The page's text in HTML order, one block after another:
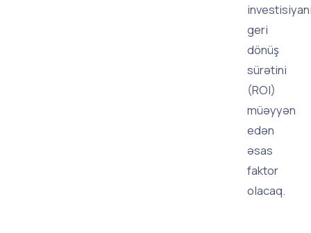
geri
dönüş
sürətini
(ROI)
müəyyən
edən
əsas
faktor
olacaq.